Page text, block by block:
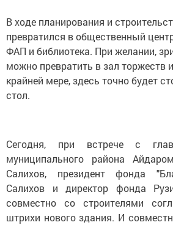
В ходе планирования и
превратился в общественный
ФАП и библиотека. При желании,
можно превратить в зал торжеств
крайней мере, здесь точно будет
стол.
Сегодня, при встрече с
муниципального района
Салихов, президент фонда
Салихов и директор фонда
совместно со строителями
штрихи нового здания. И